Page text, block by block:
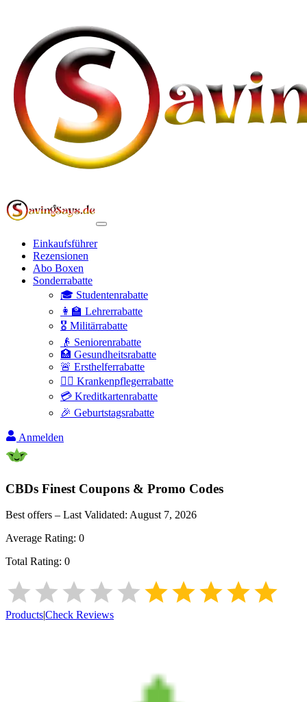
Einkaufsführer
Rezensionen
Abo Boxen
Sonderrabatte
🎓 Studentenrabatte
👩‍🏫 Lehrerrabatte
🎖️ Militärrabatte
👴 Seniorenrabatte
🏥 Gesundheitsrabatte
🚨 Ersthelferrabatte
👩‍⚕️ Krankenpflegerrabatte
💳 Kreditkartenrabatte
🎉 Geburtstagsrabatte
Anmelden
CBDs Finest Coupons & Promo Codes
Best offers – Last Validated: August 7, 2026
Average Rating: 0
Total Rating: 0
Products|Check Reviews